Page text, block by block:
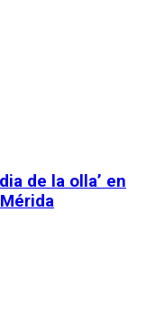
de la olla’ en